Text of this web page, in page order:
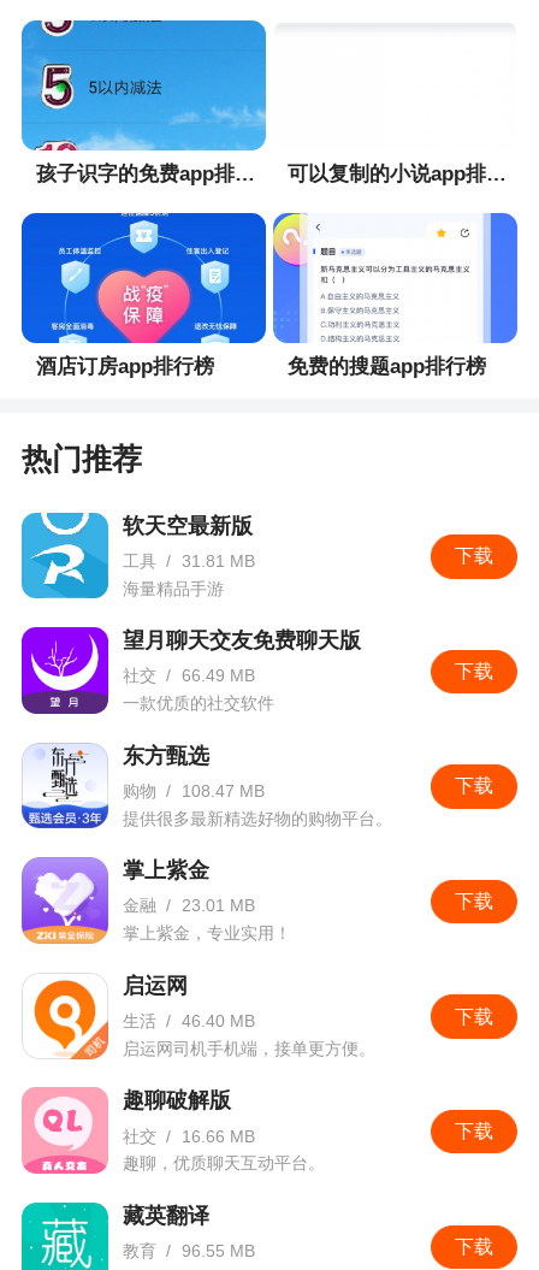
孩子识字的免费app排行榜 可以复制的小说app排行榜
酒店订房app排行榜 免费的搜题app排行榜
热门推荐
下载
软天空最新版
工具 / 31.81 MB
海量精品手游
下载
望月聊天交友免费聊天版
社交 / 66.49 MB
一款优质的社交软件
下载
东方甄选
购物 /
108.47 MB
提供很多最新精选好物的购物平台。
下载
掌上紫金
金融 / 23.01 MB
掌上紫金，专业实用！
下载
启运网
生活 / 46.40 MB
启运网司机手机端，接单更方便。
下载
趣聊破解版
社交 /
16.66 MB
趣聊，优质聊天互动平台。
下载
藏英翻译
教育 / 96.55 MB